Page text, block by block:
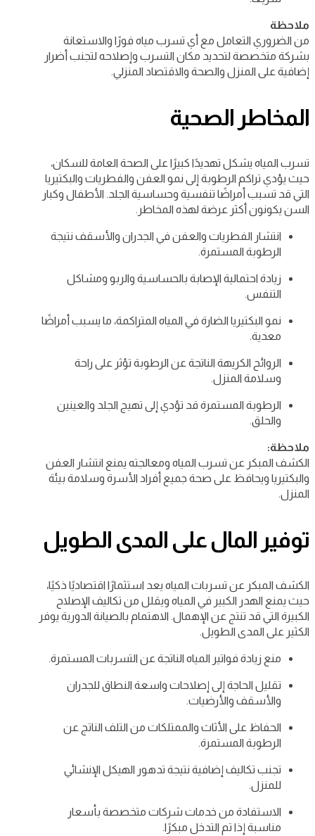
ملاحظة
من الضروري التعامل مع أي تسرب مياه فورًا والاستعانة
بشركة متخصصة لتحديد مكان التسرب وإصلاحه لتجنب أضرار
إضافية على المنزل والصحة والاقتصاد المنزلي.
المخاطر الصحية
تسرب المياه يشكل تهديدًا كبيرًا على الصحة العامة للسكان،
حيث يؤدي تراكم الرطوبة إلى نمو العفن والفطريات والبكتيريا
التي قد تسبب أمراضًا تنفسية وحساسية الجلد. الأطفال وكبار
السن يكونون أكثر عرضة لهذه المخاطر.
انتشار الفطريات والعفن في الجدران والأسقف نتيجة
الرطوبة المستمرة.
زيادة احتمالية الإصابة بالحساسية والربو ومشاكل
التنفس.
نمو البكتيريا الضارة في المياه المتراكمة، ما يسبب أمراضًا
معدية.
الروائح الكريهة الناتجة عن الرطوبة تؤثر على راحة
وسلامة المنزل.
الرطوبة المستمرة قد تؤدي إلى تهيج الجلد والعينين
والحلق.
ملاحظة:
الكشف المبكر عن تسرب المياه ومعالجته يمنع انتشار العفن
والبكتيريا ويحافظ على صحة جميع أفراد الأسرة وسلامة بيئة
المنزل.
توفير المال على المدى الطويل
الكشف المبكر عن تسربات المياه يعد استثمارًا اقتصاديًا ذكيًا،
حيث يمنع الهدر الكبير في المياه ويقلل من تكاليف الإصلاح
الكبيرة التي قد تنتج عن الإهمال. الاهتمام بالصيانة الدورية يوفر
الكثير على المدى الطويل.
منع زيادة فواتير المياه الناتجة عن التسربات المستمرة.
تقليل الحاجة إلى إصلاحات واسعة النطاق للجدران
والأسقف والأرضيات.
الحفاظ على الأثاث والممتلكات من التلف الناتج عن
الرطوبة المستمرة.
تجنب تكاليف إضافية نتيجة تدهور الهيكل الإنشائي
للمنزل.
الاستفادة من خدمات شركات متخصصة بأسعار
مناسبة إذا تم التدخل مبكرًا.